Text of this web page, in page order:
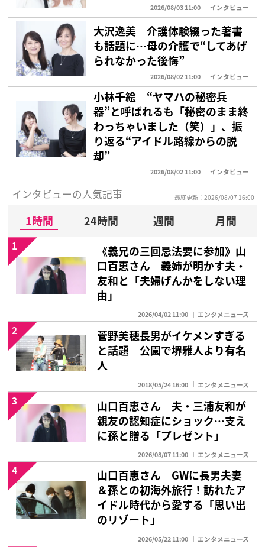
2026/08/03 11:00 インタビュー
大沢逸美 介護体験綴った著書
も話題に…母の介護で“してあげ
られなかった後悔”
2026/08/02 11:00 インタビュー
小林千絵 “ヤマハの秘密兵
器”と呼ばれるも「秘密のまま終
わっちゃいました（笑）」、振
り返る“アイドル路線からの脱
却”
2026/08/02 11:00 インタビュー
インタビューの人気記事 最終更新：2026/08/07 16:00
1時間 24時間 週間
月間
《義兄の三回忌法要に参加》山
口百恵さん 義姉が明かす夫・
友和と「夫婦げんかをしない理
由」
2026/04/02 11:00 エンタメニュース
1
菅野美穂長男がイケメンすぎる
と話題 公園で堺雅人より有名
人
2018/05/24 16:00 エンタメニュース
2
山口百恵さん 夫・三浦友和が
親友の認知症にショック…支え
に孫と贈る「プレゼント」
2026/08/07 11:00 エンタメニュース
3
山口百恵さん GWに長男夫妻
＆孫との初海外旅行！訪れたア
イドル時代から愛する「思い出
のリゾート」
2026/05/22 11:00 エンタメニュース
4